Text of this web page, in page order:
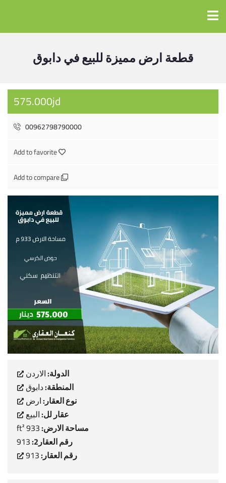
قطعة ارض مميزة للبيع في دابوق
575.000jd
00962798790000
Add to favorite
Add to compare
الدولة:الاردن
المنطقة:دابوق
نوع العقار:ارض
عقار لل:البيع
مساحة الارض:933 ft²
رقم العقار2: 913
رقم العقار:913